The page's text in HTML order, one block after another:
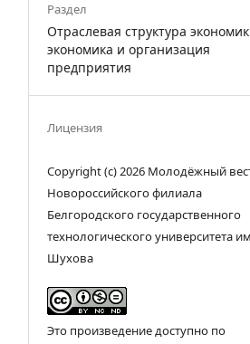
Раздел
Отраслевая структура
экономика и организация
предприятия
Лицензия
Copyright (c) 2026 Молодёжный
Новороссийского филиала
Белгородского государственного
технологического университета
Шухова
Это произведение доступно по